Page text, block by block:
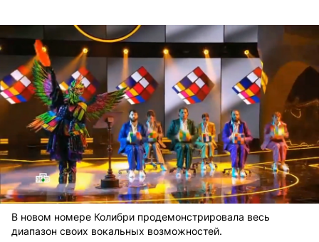
В новом номере Колибри продемонстрировала весь
диапазон своих вокальных возможностей.